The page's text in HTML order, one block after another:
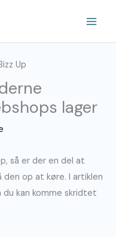
lager
så er der en del at
op at køre. I artiklen
kan komme skridtet